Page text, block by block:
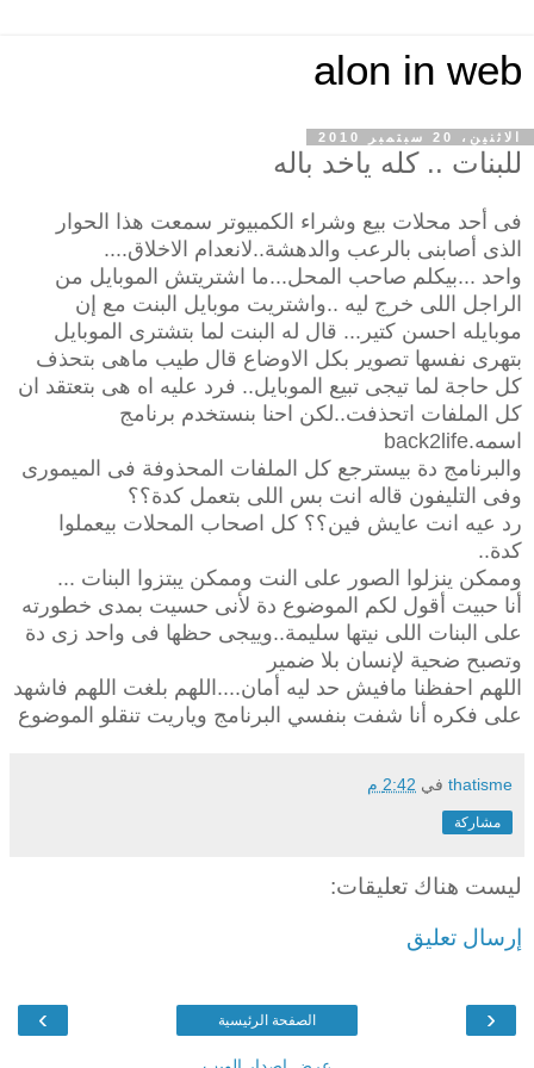
alon in web
الاثنين، 20 سبتمبر 2010
للبنات .. كله ياخد باله
فى أحد محلات بيع وشراء الكمبيوتر سمعت هذا الحوار
الذى أصابنى بالرعب والدهشة..لانعدام الاخلاق....
واحد ...بيكلم صاحب المحل...ما اشتريتش الموبايل من
الراجل اللى خرج ليه ..واشتريت موبايل البنت مع إن
موبايله احسن كتير... قال له البنت لما بتشترى الموبايل
بتهرى نفسها تصوير بكل الاوضاع قال طيب ماهى بتحذف
كل حاجة لما تيجى تبيع الموبايل.. فرد عليه اه هى بتعتقد ان
كل الملفات اتحذفت..لكن احنا بنستخدم برنامج
اسمه.back2life
والبرنامج دة بيسترجع كل الملفات المحذوفة فى الميمورى
وفى التليفون قاله انت بس اللى بتعمل كدة؟؟
رد عيه انت عايش فين؟؟ كل اصحاب المحلات بيعملوا
كدة..
وممكن ينزلوا الصور على النت وممكن يبتزوا البنات ...
أنا حبيت أقول لكم الموضوع دة لأنى حسيت بمدى خطورته
على البنات اللى نيتها سليمة..وييجى حظها فى واحد زى دة
وتصبح ضحية لإنسان بلا ضمير
اللهم احفظنا مافيش حد ليه أمان....اللهم بلغت اللهم فاشهد
على فكره أنا شفت بنفسي البرنامج وياريت تنقلو الموضوع
thatisme في 2:42 م
مشاركة
ليست هناك تعليقات:
إرسال تعليق
‹
› الصفحة الرئيسية